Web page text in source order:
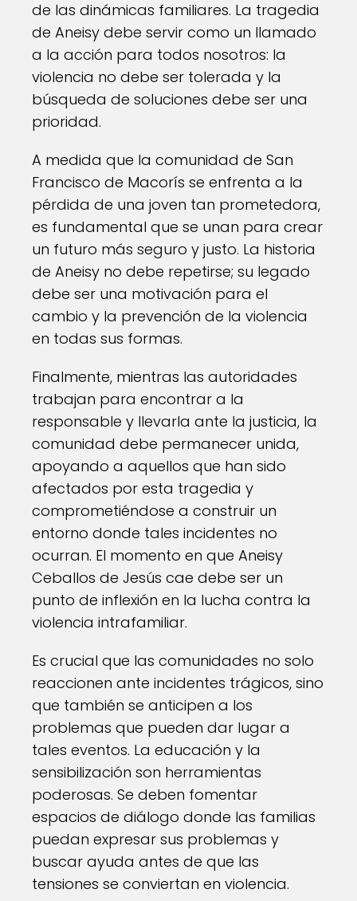
de las dinámicas familiares. La tragedia
de Aneisy debe servir como un llamado
a la acción para todos nosotros: la
violencia no debe ser tolerada y la
búsqueda de soluciones debe ser una
prioridad.
A medida que la comunidad de San
Francisco de Macorís se enfrenta a la
pérdida de una joven tan prometedora,
es fundamental que se unan para crear
un futuro más seguro y justo. La historia
de Aneisy no debe repetirse; su legado
debe ser una motivación para el
cambio y la prevención de la violencia
en todas sus formas.
Finalmente, mientras las autoridades
trabajan para encontrar a la
responsable y llevarla ante la justicia, la
comunidad debe permanecer unida,
apoyando a aquellos que han sido
afectados por esta tragedia y
comprometiéndose a construir un
entorno donde tales incidentes no
ocurran. El momento en que Aneisy
Ceballos de Jesús cae debe ser un
punto de inflexión en la lucha contra la
violencia intrafamiliar.
Es crucial que las comunidades no solo
reaccionen ante incidentes trágicos, sino
que también se anticipen a los
problemas que pueden dar lugar a
tales eventos. La educación y la
sensibilización son herramientas
poderosas. Se deben fomentar
espacios de diálogo donde las familias
puedan expresar sus problemas y
buscar ayuda antes de que las
tensiones se conviertan en violencia.